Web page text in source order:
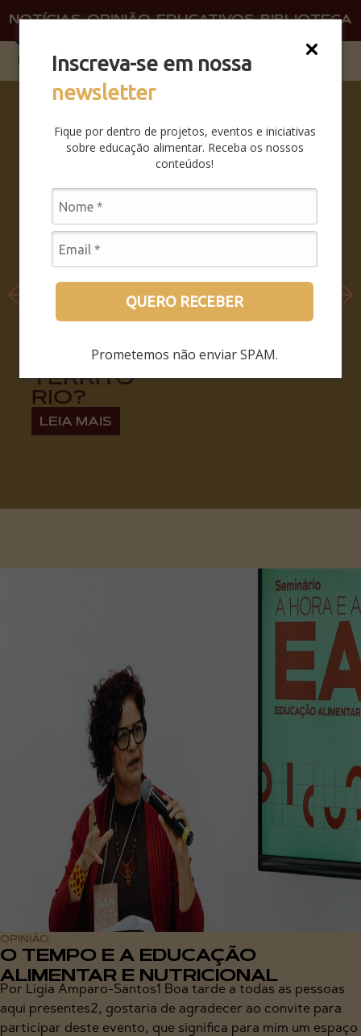
Inscreva-se em nossa
newsletter
Fique por dentro de projetos, eventos e iniciativas
sobre educação alimentar. Receba os nossos
conteúdos!
QUERO RECEBER
Prometemos não enviar SPAM.
NOTÍCIAS OPINIÃO EDUCATIVOS BIBLIOTECA
COMO
SER E
NÃO SER
PERMANE
CER
SENDO,
QUANDO
O MUNDO
INTEIRO
PASSA A
HABITAR
DO SEU
TERRITÓ
RIO?
LEIA MAIS
OPINIÃO
O TEMPO E A EDUCAÇÃO
ALIMENTAR E NUTRICIONAL
Por Ligia Amparo-Santos1 Boa tarde a todas as pessoas
aqui presentes2, gostaria de agradecer ao convite para
participar deste evento, que significa para mim um espaço